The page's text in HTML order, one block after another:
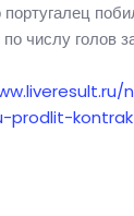
числу голов
prodlit-